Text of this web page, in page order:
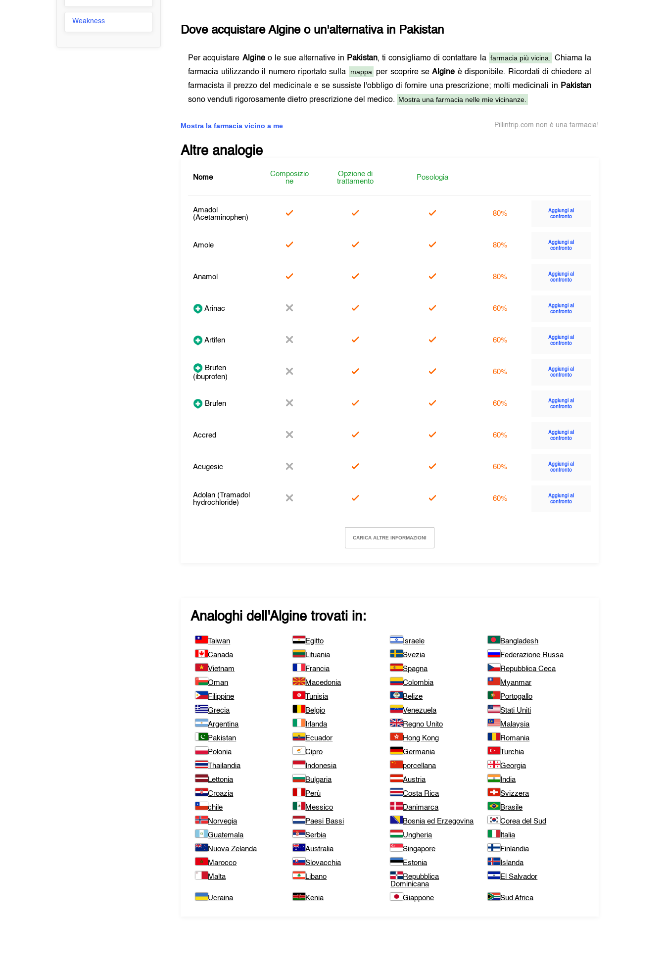
Weakness
Dove acquistareAlgineo un'alternativa in Pakistan
Per acquistare Algineo le sue alternative in Pakistan, ti consigliamo di contattare la farmacia più vicina.
Chiama la
farmacia utilizzando il numero riportato sulla
mappa per scoprire seAlgine è disponibile. Ricordati di chiedere al
farmacista il prezzo del medicinale e se sussiste l'obbligo di fornire una prescrizione; molti medicinali in Pakistan
sono venduti rigorosamente dietro prescrizione del medico. Mostra una farmacia nelle mie vicinanze.
Mostra la farmacia vicino a me Pillintrip.com non è una farmacia!
Altre analogie
Nome
Composizio
ne
Opzione di
trattamento
Posologia
Amadol
(Acetaminophen)
80%
Aggiungi al
confronto
Amole 80%
Aggiungi al
confronto
Anamol 80%
Aggiungi al
confronto
Arinac 60%
Aggiungi al
confronto
Artifen 60%
Aggiungi al
confronto
Brufen
(ibuprofen)
60%
Aggiungi al
confronto
Brufen 60%
Aggiungi al
confronto
Accred 60%
Aggiungi al
confronto
Acugesic 60%
Aggiungi al
confronto
Adolan (Tramadol
hydrochloride)
60%
Aggiungi al
confronto
CARICA ALTRE INFORMAZIONI
Analoghi dell'Algine trovati in:
Taiwan Egitto Israele
Bangladesh
Canada
Lituania Svezia
Federazione Russa
Vietnam
Francia Spagna
Repubblica Ceca
Oman
Macedonia Colombia
Myanmar
Filippine
Tunisia Belize
Portogallo
Grecia
Belgio Venezuela
Stati Uniti
Argentina
Irlanda Regno Unito
Malaysia
Pakistan
Ecuador Hong Kong
Romania
Polonia
Cipro Germania
Turchia
Thailandia
Indonesia porcellana
Georgia
Lettonia
Bulgaria Austria
India
Croazia
Perù Costa Rica
Svizzera
chile
Messico Danimarca
Brasile
Norvegia
Paesi Bassi Bosnia ed Erzegovina
Corea del Sud
Guatemala
Serbia Ungheria
Italia
Nuova Zelanda
Australia Singapore
Finlandia
Marocco
Slovacchia Estonia
Islanda
Malta
Libano
Repubblica
Dominicana
El Salvador
Ucraina Kenia Giappone Sud Africa